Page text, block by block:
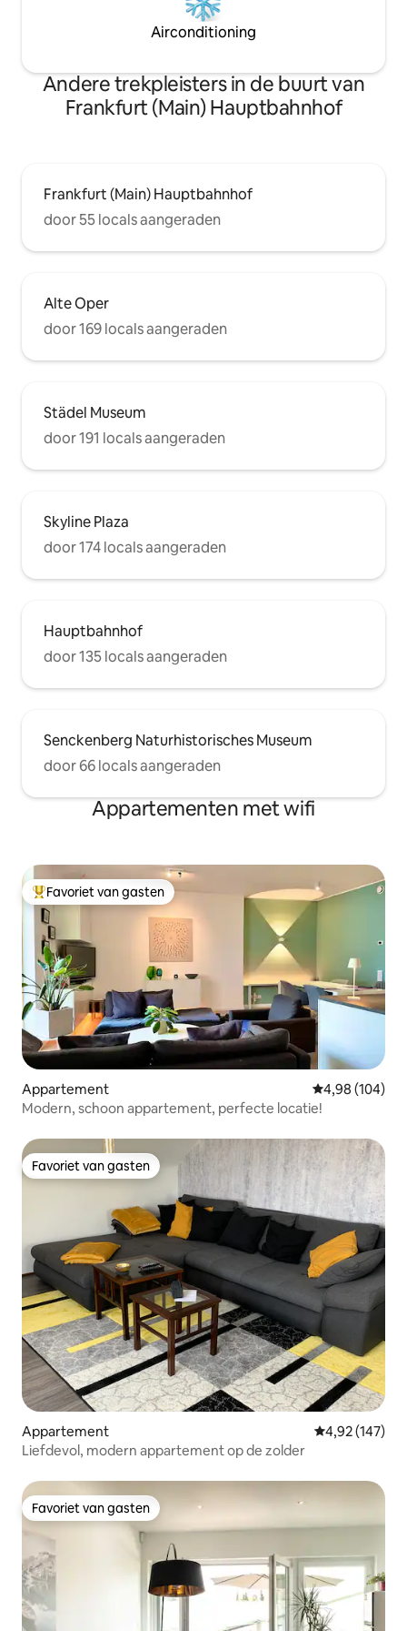
Airconditioning
Andere trekpleisters in de buurt van
Frankfurt (Main) Hauptbahnhof
Frankfurt (Main) Hauptbahnhof
door 55 locals aangeraden
Alte Oper
door 169 locals aangeraden
Städel Museum
door 191 locals aangeraden
Skyline Plaza
door 174 locals aangeraden
Hauptbahnhof
door 135 locals aangeraden
Senckenberg Naturhistorisches Museum
door 66 locals aangeraden
Appartementen met wifi
Topfavoriet van gasten
Favoriet van gasten
Appartement Gemiddelde
4,98 (104)
Modern, schoon appartement, perfecte locatie!
Favoriet van gasten
Favoriet van gasten
Appartement Gemiddelde
4,92 (147)
Liefdevol, modern appartement op de zolder
Favoriet van gasten
Favoriet van gasten